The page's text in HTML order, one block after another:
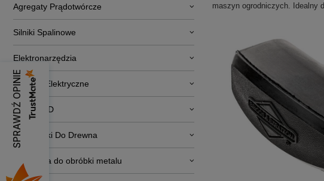
Agregaty Prądotwórcze
Silniki Spalinowe
Elektronarzędzia
Pojazdy Elektryczne
RTV i AGD
Obrabiarki Do Drewna
Narzędzia do obróbki metalu
maszyn ogrodniczych. Idealny
SPRAWDŹ OPINIE